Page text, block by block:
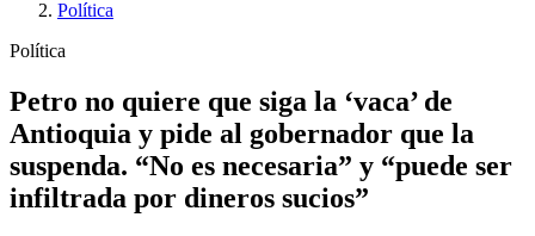
Política
Política
Petro no quiere que siga la ‘vaca’ de
Antioquia y pide al gobernador que la
suspenda. “No es necesaria” y “puede ser
infiltrada por dineros sucios”